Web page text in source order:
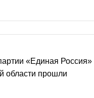
«Единая Россия»
области прошли